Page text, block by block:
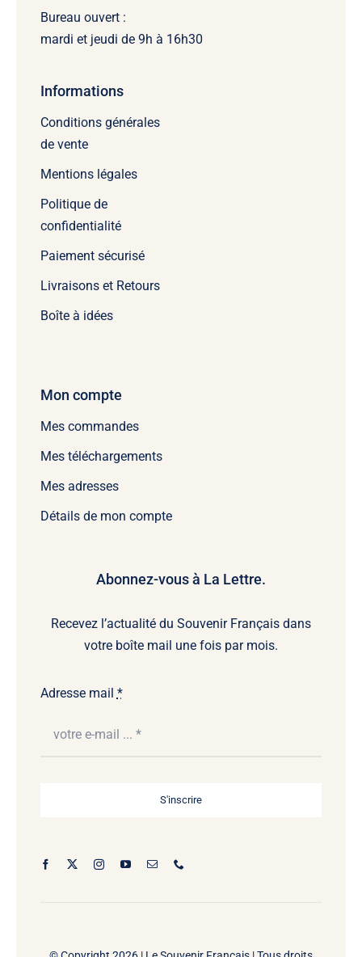
Bureau ouvert :
mardi et jeudi de 9h à 16h30
Informations
Conditions générales
de vente
Mentions légales
Politique de
confidentialité
Paiement sécurisé
Livraisons et Retours
Boîte à idées
Mon compte
Mes commandes
Mes téléchargements
Mes adresses
Détails de mon compte
Abonnez-vous à La Lettre.
Recevez l’actualité du Souvenir Français dans
votre boîte mail une fois par mois.
Adresse mail *
S'inscrire